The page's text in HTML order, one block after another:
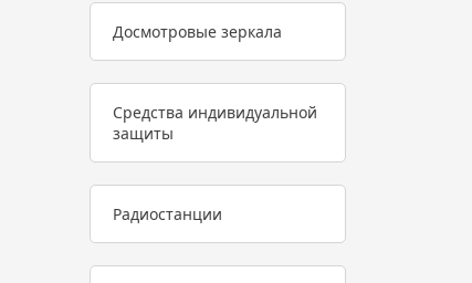
Досмотровые зеркала
Средства индивидуальной
защиты
Радиостанции